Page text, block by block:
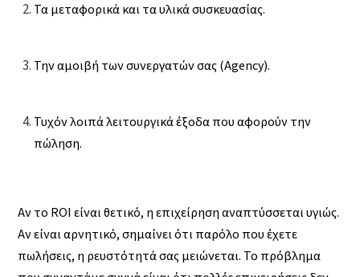
Τα μεταφορικά και τα υλικά συσκευασίας.
Την αμοιβή των συνεργατών σας (Agency).
Τυχόν λοιπά λειτουργικά έξοδα που αφορούν την
πώληση.
Αν το ROI είναι θετικό, η επιχείρηση αναπτύσσεται υγιώς.
Αν είναι αρνητικό, σημαίνει ότι παρόλο που έχετε
πωλήσεις, η ρευστότητά σας μειώνεται. Το πρόβλημα